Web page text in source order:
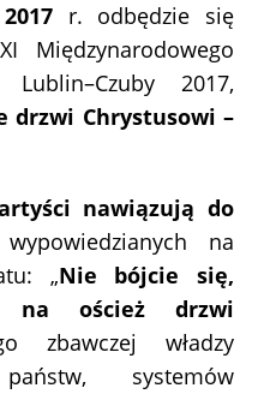
r. odbędzie się
Międzynarodowego
Lublin–Czuby 2017,
drzwi Chrystusowi –
nawiązują do
wypowiedzianych na
„Nie bójcie się,
na oścież drzwi
zbawczej władzy
systemów